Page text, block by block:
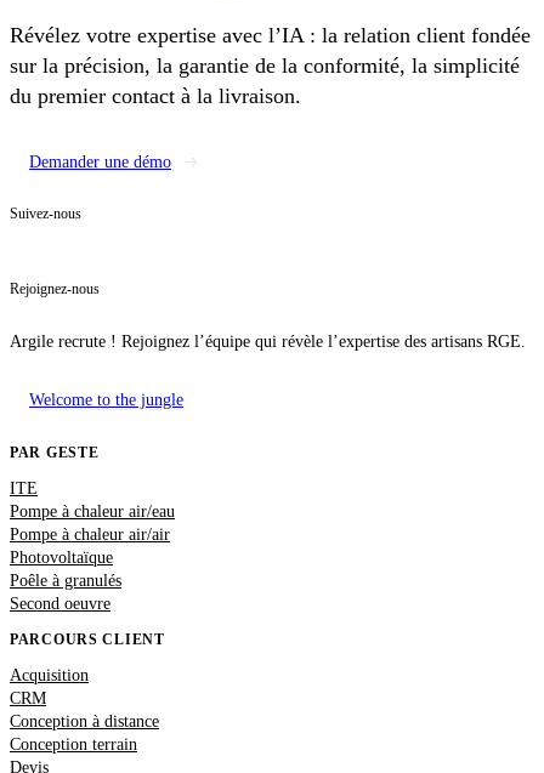
Révélez votre expertise avec l’IA : la relation client fondée
sur la précision, la garantie de la conformité, la simplicité
du premier contact à la livraison.
Demander une démo
Suivez-nous
Rejoignez-nous
Argile recrute ! Rejoignez l’équipe qui révèle l’expertise des artisans RGE.
Welcome to the jungle
PAR GESTE
ITE
Pompe à chaleur air/eau
Pompe à chaleur air/air
Photovoltaïque
Poêle à granulés
Second oeuvre
PARCOURS CLIENT
Acquisition
CRM
Conception à distance
Conception terrain
Devis